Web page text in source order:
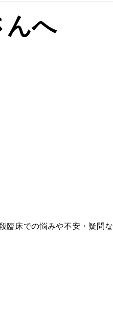
んへ
臨床での悩みや不安・疑問な